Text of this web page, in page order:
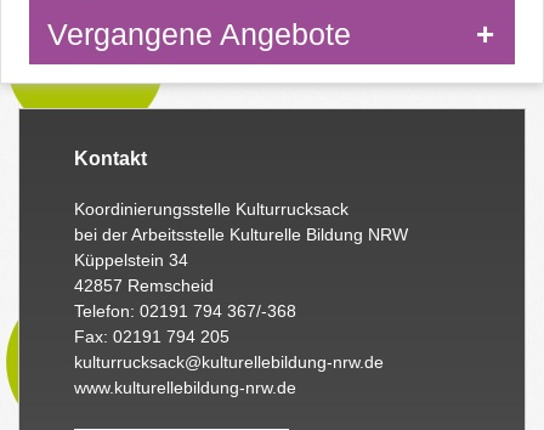
Vergangene Angebote
Kontakt
Koordinierungsstelle Kulturrucksack
bei der Arbeitsstelle Kulturelle Bildung NRW
Küppelstein 34
42857 Remscheid
Telefon: 02191 794 367/-368
Fax: 02191 794 205
kulturrucksack@kulturellebildung-nrw.de
www.kulturellebildung-nrw.de